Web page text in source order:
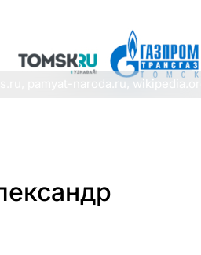
pamyat-naroda.ru, wikipedia.org